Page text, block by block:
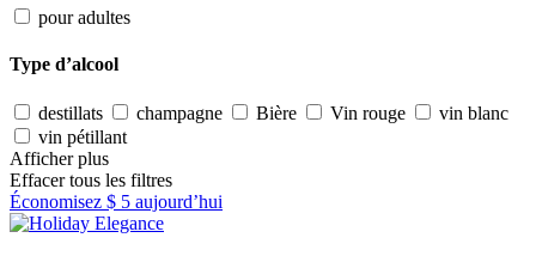
pour adultes
Type d’alcool
destillats champagne Bière Vin rouge
vin blanc
vin pétillant
Afficher plus
Effacer tous les filtres
Économisez $ 5 aujourd’hui